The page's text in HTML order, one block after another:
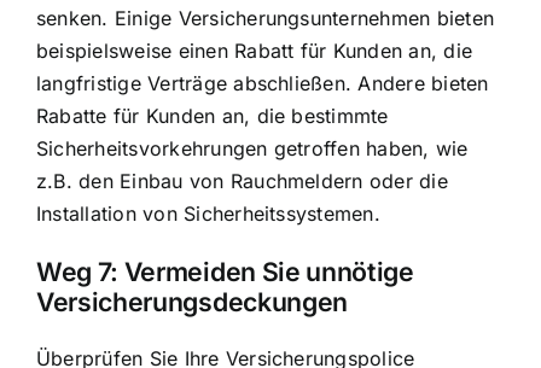
senken. Einige Versicherungsunternehmen bieten
beispielsweise einen Rabatt für Kunden an, die
langfristige Verträge abschließen. Andere bieten
Rabatte für Kunden an, die bestimmte
Sicherheitsvorkehrungen getroffen haben, wie
z.B. den Einbau von Rauchmeldern oder die
Installation von Sicherheitssystemen.
Weg 7: Vermeiden Sie unnötige
Versicherungsdeckungen
Überprüfen Sie Ihre Versicherungspolice